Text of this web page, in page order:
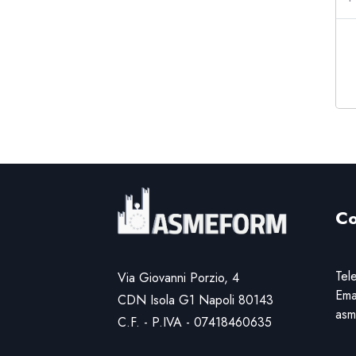
Blocchi
Via Giovanni Porzio, 4
CDN Isola G1 Napoli 80143
C.F. - P.IVA - 07418460635